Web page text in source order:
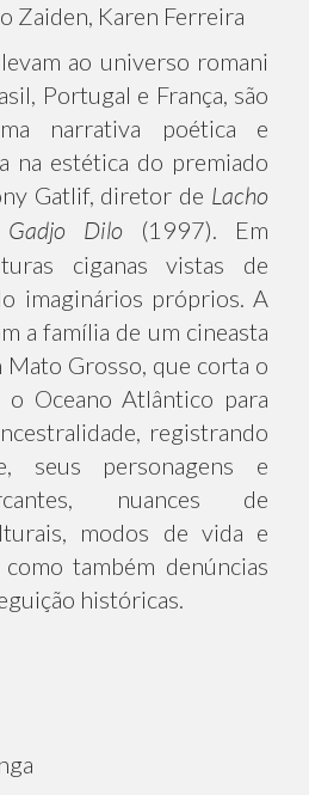
Zaiden, Karen Ferreira
ao universo romani
Portugal e França, são
narrativa poética e
na estética do premiado
Gatlif, diretor de Lacho
Gadjo Dilo (1997). Em
ciganas vistas de
imaginários próprios. A
a família de um cineasta
Mato Grosso, que corta o
o Oceano Atlântico para
registrando
seus personagens e
nuances de
modos de vida e
também denúncias
históricas.